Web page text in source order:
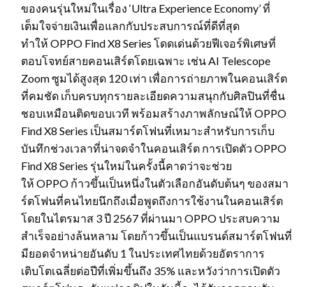
ของคนรุ่นใหม่ในเรื่อง ‘Ultra Experience Economy’ที่
เต็มใจจ่ายเงินเพื่อแลกกับประสบการณ์ที่ดีที่สุด
ทำให้OPPO Find X8 Series โดดเด่นด้วยฟีเจอร์พิเศษที่
ตอบโจทย์สายคอนเสิร์ตโดยเฉพาะ เช่น AI Telescope
Zoomซูมได้สูงสุด 120 เท่า เพื่อการถ่ายภาพในคอนเสิร์ต
ที่คมชัด เก็บครบทุกรายละเอียดความสนุกกับศิลปินที่ชื่น
ชอบเหมือนติดขอบเวที พร้อมสร้างภาพลักษณ์ให้OPPO
Find X8 Series เป็นสมาร์ตโฟนที่เหมาะสำหรับการเก็บ
บันทึกช่วงเวลาที่น่าจดจำในคอนเสิร์ต การเปิดตัว OPPO
Find X8 Series รุ่นใหม่ในครั้งนี้คาดว่าจะช่วย
ให้OPPO ก้าวขึ้นเป็นหนึ่งในตัวเลือกอันดับต้นๆ ของสมา
ร์ตโฟนที่คนไทยนึกถึงเมื่อพูดถึงการใช้งานในคอนเสิร์ต
โดยในไตรมาส 3ปี 2567ที่ผ่านมา OPPOประสบความ
สำเร็จอย่างล้นหลาม โดยก้าวขึ้นเป็นแบรนด์สมาร์ตโฟนที่
มียอดจำหน่ายอันดับ 1 ในประเทศไทยด้วยอัตราการ
เติบโตเฉลี่ยต่อปีที่เพิ่มขึ้นถึง 35% และหวังว่าการเปิดตัว